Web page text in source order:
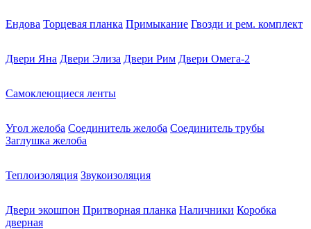
Ендова Торцевая планка Примыкание Гвозди и рем. комплект
Двери Яна Двери Элиза Двери Рим Двери Омега-2
Самоклеющиеся ленты
Угол желоба Соединитель желоба Соединитель трубы
Заглушка желоба
Теплоизоляция Звукоизоляция
Двери экошпон Притворная планка Наличники Коробка
дверная